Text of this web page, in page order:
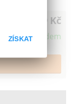
49 Kč
Skladem
ZÍSKAT